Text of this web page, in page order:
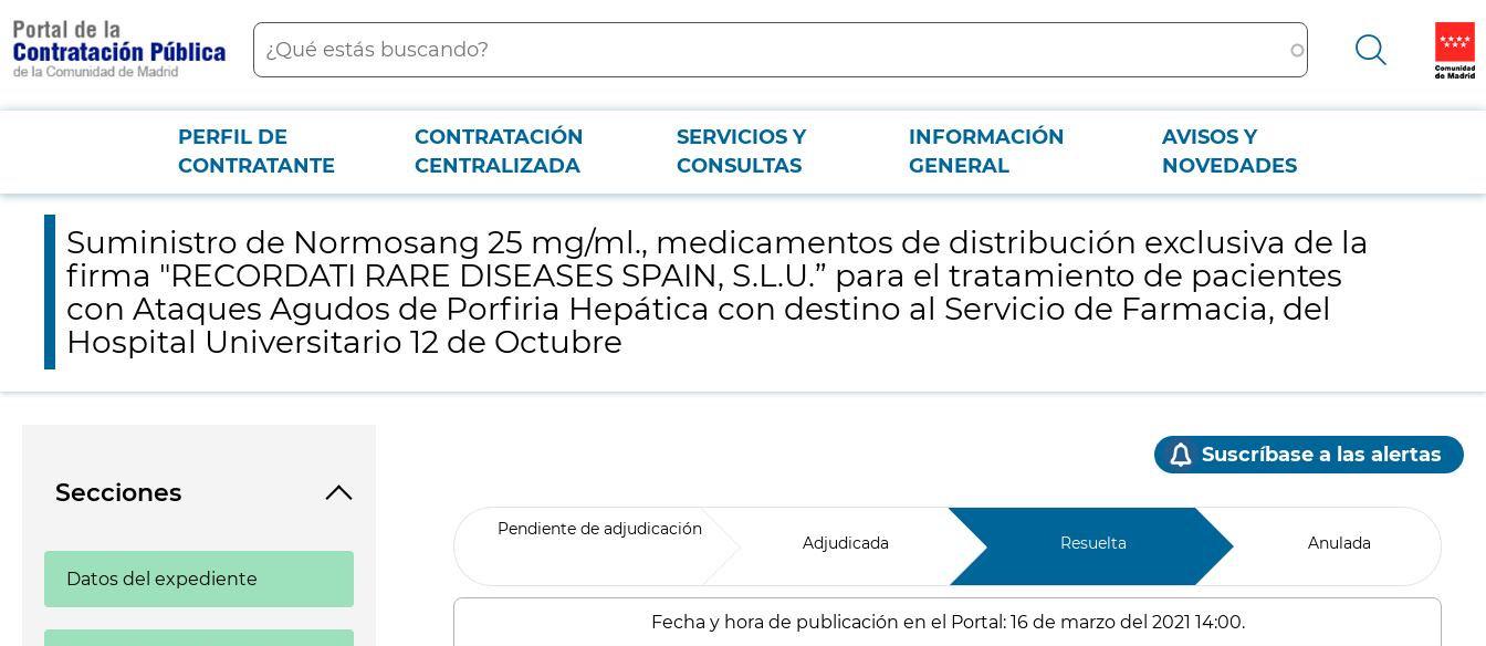
contenido
principal
Buscar
Menú PCON
PERFIL DE
CONTRATANTE
CONTRATACIÓN
CENTRALIZADA
SERVICIOS Y
CONSULTAS
INFORMACIÓN
GENERAL
AVISOS Y
NOVEDADES
Suministro de Normosang 25 mg/ml., medicamentos de distribución exclusiva de la firma "RECORDATI RARE DISEASES SPAIN, S.L.U.” para el tratamiento de pacientes con Ataques Agudos de Porfiria Hepática con
destino al Servicio de Farmacia, del Hospital Universitario 12 de Octubre
Suministro de Normosang 25 mg/ml., medicamentos de distribución exclusiva de la
firma "RECORDATI RARE DISEASES SPAIN, S.L.U.” para el tratamiento de pacientes
con Ataques Agudos de Porfiria Hepática con destino al Servicio de Farmacia, del
Hospital Universitario 12 de Octubre
Secciones
Datos del expediente
Suscríbase a las alertas
Pendiente de adjudicación
Adjudicada Resuelta Anulada
Fecha y hora de publicación en el Portal: 16 de marzo del 2021 14:00.